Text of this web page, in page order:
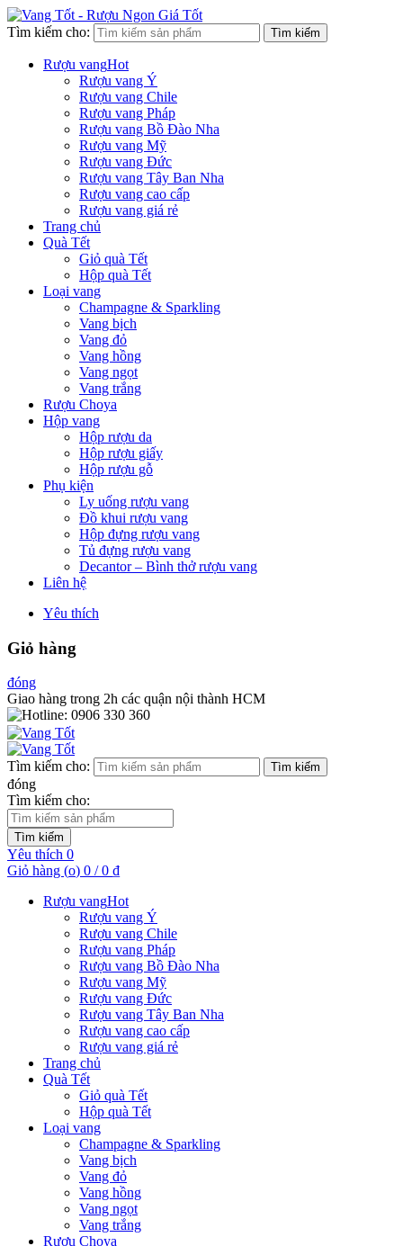
Tìm kiếm cho: Tìm kiếm
Rượu vangHot
Rượu vang Ý
Rượu vang Chile
Rượu vang Pháp
Rượu vang Bồ Đào Nha
Rượu vang Mỹ
Rượu vang Đức
Rượu vang Tây Ban Nha
Rượu vang cao cấp
Rượu vang giá rẻ
Trang chủ
Quà Tết
Giỏ quà Tết
Hộp quà Tết
Loại vang
Champagne & Sparkling
Vang bịch
Vang đỏ
Vang hồng
Vang ngọt
Vang trắng
Rượu Choya
Hộp vang
Hộp rượu da
Hộp rượu giấy
Hộp rượu gỗ
Phụ kiện
Ly uống rượu vang
Đồ khui rượu vang
Hộp đựng rượu vang
Tủ đựng rượu vang
Decantor – Bình thở rượu vang
Liên hệ
Yêu thích
Giỏ hàng
đóng
Giao hàng trong 2h các quận nội thành HCM
Tìm kiếm cho: Tìm kiếm
đóng
Tìm kiếm cho:
Tìm kiếm
Yêu thích 0
Giỏ hàng (o) 0 / 0 ₫
Rượu vangHot
Rượu vang Ý
Rượu vang Chile
Rượu vang Pháp
Rượu vang Bồ Đào Nha
Rượu vang Mỹ
Rượu vang Đức
Rượu vang Tây Ban Nha
Rượu vang cao cấp
Rượu vang giá rẻ
Trang chủ
Quà Tết
Giỏ quà Tết
Hộp quà Tết
Loại vang
Champagne & Sparkling
Vang bịch
Vang đỏ
Vang hồng
Vang ngọt
Vang trắng
Rượu Choya